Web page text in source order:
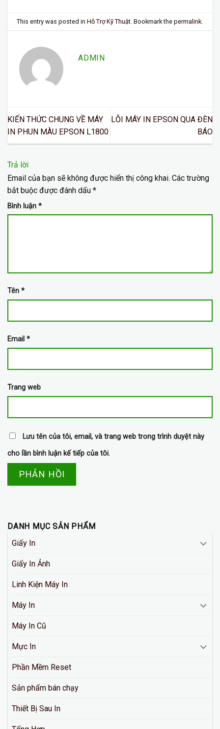
This entry was posted inHỗ Trợ Kỹ Thuật . Bookmark thepermalink
ADMIN
KIẾN THỨC CHUNG VỀ MÁY
IN PHUN MÀU EPSON L1800
LỖI MÁY IN EPSON QUA ĐÈN
BÁO
Trả lời
Email của bạn sẽ không được hiển thị công khai. Các trường
bắt buộc được đánh dấu *
Bình luận *
Tên *
Email *
Trang web
Lưu tên của tôi, email, và trang web trong trình duyệt này
cho lần bình luận kế tiếp của tôi.
DANH MỤC SẢN PHẨM
Giấy In
Giấy In Ảnh
Linh Kiện Máy In
Máy In
Máy In Cũ
Mực In
Phần Mềm Reset
Sản phẩm bán chạy
Thiết Bị Sau In